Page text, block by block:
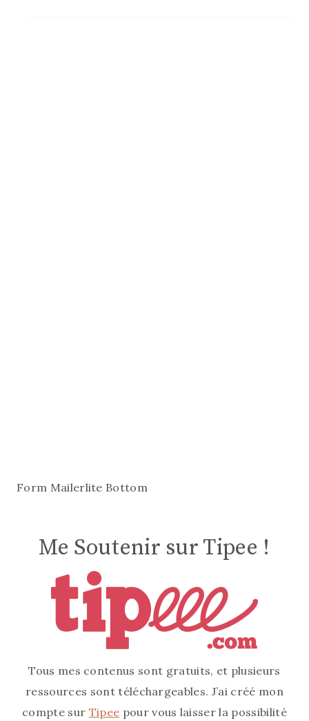
Form Mailerlite Bottom
Me Soutenir sur Tipee !
Tous mes contenus sont gratuits, et plusieurs
ressources sont téléchargeables. J’ai créé mon
compte sur Tipee pour vous laisser la possibilité